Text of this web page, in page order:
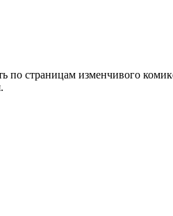
страницам изменчивого